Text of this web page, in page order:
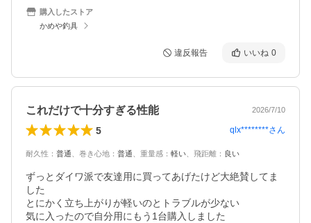
購入したストア
かめや釣具
違反報告 いいね 0
これだけで十分すぎる性能 2026/7/10
5 qlx********さん
耐久性 ： 普通 巻き心地 ： 普通 重量感 ： 軽い 飛距離 ： 良い
ずっとダイワ派で友達用に買ってあげたけど大絶賛してま
した
とにかく立ち上がりが軽いのとトラブルが少ない
気に入ったので自分用にもう1台購入しました